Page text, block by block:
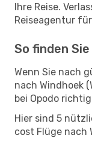
Ihre Reise.
Reiseagentur
So finden
Wenn Sie nach
nach Windhoek
bei Opodo
Hier sind 5
cost Flüge nach